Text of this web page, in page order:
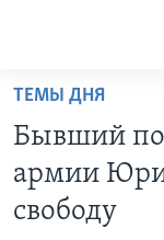
Перейти
основной
контент
ПерейтиАМЕРИКА
ПРОЕКТЫ
ТЕМЫ ДНЯ
Бывший
армии
свободу